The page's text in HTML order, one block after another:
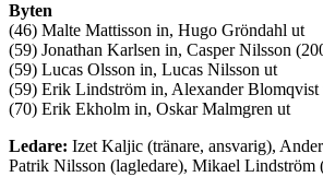
Byten
(46) Malte Mattisson in, Hugo Gröndahl ut
(59) Jonathan Karlsen in, Casper Nilsson
(59) Lucas Olsson in, Lucas Nilsson ut
(59) Erik Lindström in, Alexander Blomqvist
(70) Erik Ekholm in, Oskar Malmgren ut
Ledare: Izet Kaljic (tränare, ansvarig),
Patrik Nilsson (lagledare), Mikael Lindström